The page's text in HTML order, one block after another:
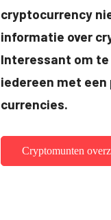
cryptocurrency
informatie over
Interessant om te
iedereen met
currencies.
Cryptomunten